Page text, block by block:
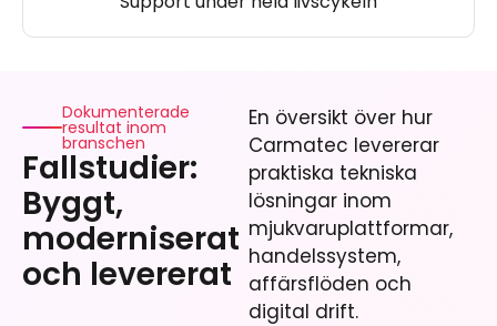
Dokumenterade
resultat inom
branschen
Fallstudier:
Byggt,
moderniserat
och levererat
En översikt över hur
Carmatec levererar
praktiska tekniska
lösningar inom
mjukvaruplattformar,
handelssystem,
affärsflöden och
digital drift.